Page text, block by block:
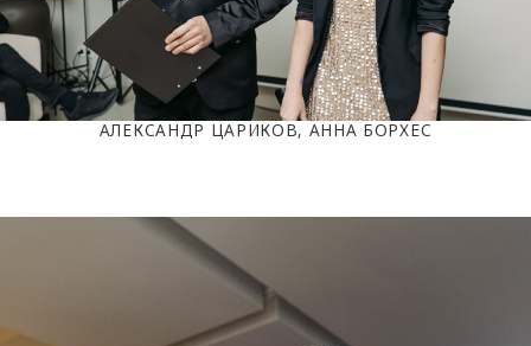
АЛЕКСАНДР ЦАРИКОВ, АННА БОРХЕС